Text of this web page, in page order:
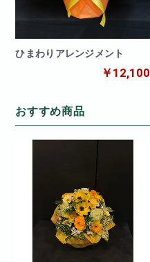
ひまわりアレンジメント
￥12,100
おすすめ商品